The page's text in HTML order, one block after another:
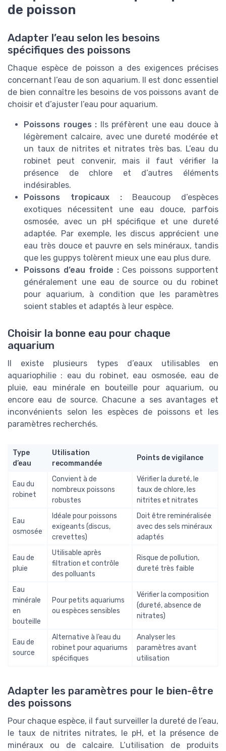
de poisson
Adapter l’eau selon les besoins
spécifiques des poissons
Chaque espèce de poisson a des exigences précises
concernant l’eau de son aquarium. Il est donc essentiel
de bien connaître les besoins de vos poissons avant de
choisir et d’ajuster l’eau pour aquarium.
Poissons rouges : Ils préfèrent une eau douce à
légèrement calcaire, avec une dureté modérée et
un taux de nitrites et nitrates très bas. L’eau du
robinet peut convenir, mais il faut vérifier la
présence de chlore et d’autres éléments
indésirables.
Poissons tropicaux :Beaucoup d’espèces
exotiques nécessitent une eau douce, parfois
osmosée, avec un pH spécifique et une dureté
adaptée. Par exemple, les discus apprécient une
eau très douce et pauvre en sels minéraux, tandis
que les guppys tolèrent mieux une eau plus dure.
Poissons d’eau froide :Ces poissons supportent
généralement une eau de source ou du robinet
pour aquarium, à condition que les paramètres
soient stables et adaptés à leur espèce.
Choisir la bonne eau pour chaque
aquarium
Il existe plusieurs types d’eaux utilisables en
aquariophilie : eau du robinet, eau osmosée, eau de
pluie, eau minérale en bouteille pour aquarium, ou
encore eau de source. Chacune a ses avantages et
inconvénients selon les espèces de poissons et les
paramètres recherchés.
Type
d’eau
Utilisation
recommandée
Points de vigilance
Eau du
robinet
Convient à de
nombreux poissons
robustes
Vérifier la dureté, le
taux de chlore, les
nitrites et nitrates
Eau
osmosée
Idéale pour poissons
exigeants (discus,
crevettes)
Doit être reminéralisée
avec des sels minéraux
adaptés
Eau de
pluie
Utilisable après
filtration et contrôle
des polluants
Risque de pollution,
dureté très faible
Eau
minérale
en
bouteille
Pour petits aquariums
ou espèces sensibles
Vérifier la composition
(dureté, absence de
nitrates)
Eau de
source
Alternative à l’eau du
robinet pour aquariums
spécifiques
Analyser les
paramètres avant
utilisation
Adapter les paramètres pour le bien-être
des poissons
Pour chaque espèce, il faut surveiller la dureté de l’eau,
le taux de nitrites nitrates, le pH, et la présence de
minéraux ou de calcaire. L’utilisation de produits